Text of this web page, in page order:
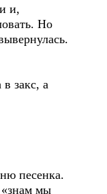
и,
Но
закс, а
песенка.
мы